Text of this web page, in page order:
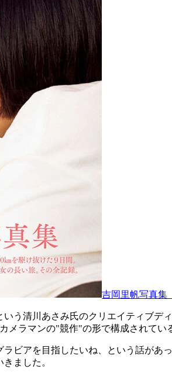
吉岡里帆写真集
う清川あさみ氏のクリエイティブ
メラマンの"競作"の形で構成されてい
ラビアを目指したいね、という話が
ました。